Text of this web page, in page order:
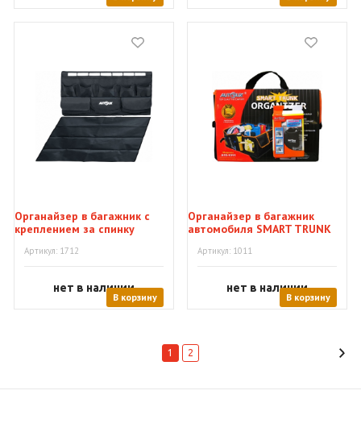
Органайзер в багажник с
креплением за спинку
Артикул: 1712
нет в наличии
В корзину
Органайзер в багажник
автомобиля SMART TRUNK
Артикул: 1011
нет в наличии
В корзину
1 2